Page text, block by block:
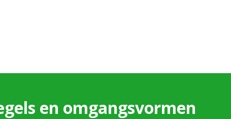
en omgangsvormen